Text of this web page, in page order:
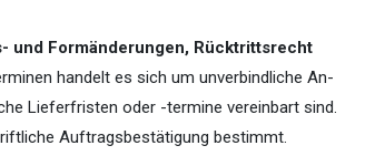
und Formänderungen, Rücktrittsrecht
handelt es sich um unverbindliche An-
Lieferfristen oder -termine vereinbart sind.
Auftragsbestätigung bestimmt.